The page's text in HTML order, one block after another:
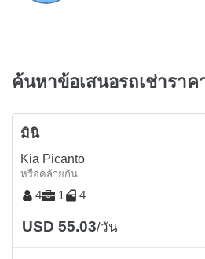
ค้นหาข้อเสนอรถเช่ารา
มินิ
Kia Picanto
หรือคล้ายกัน
4 1 4
USD 55.03/วัน